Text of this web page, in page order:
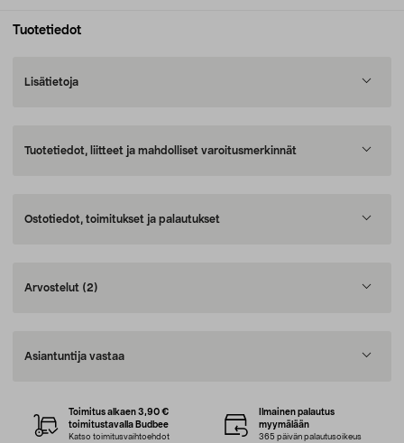
Tuotetiedot
Lisätietoja
Tuotetiedot, liitteet ja mahdolliset varoitusmerkinnät
Ostotiedot, toimitukset ja palautukset
Arvostelut (2)
Asiantuntija vastaa
Toimitus alkaen 3,90 €
toimitustavalla Budbee
Katso toimitusvaihtoehdot
Ilmainen palautus
myymälään
365 päivän palautusoikeus